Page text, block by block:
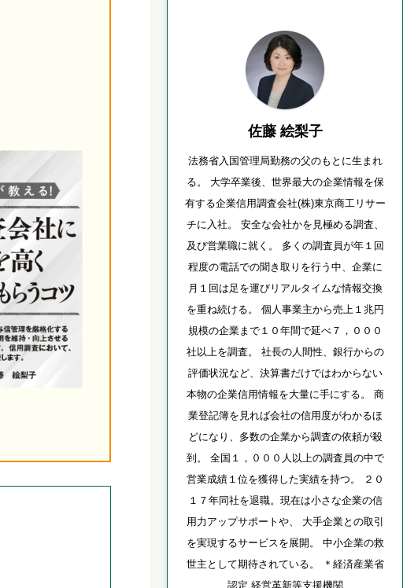
佐藤 絵梨子
法務省入国管理局勤務の父のもとに生まれ
る。 大学卒業後、世界最大の企業情報を保
有する企業信用調査会社(株)東京商工リサー
チに入社。 安全な会社かを見極める調査、
及び営業職に就く。 多くの調査員が年１回
程度の電話での聞き取りを行う中、企業に
月１回は足を運びリアルタイムな情報交換
を重ね続ける。 個人事業主から売上１兆円
規模の企業まで１０年間で延べ７，０００
社以上を調査。 社長の人間性、銀行からの
評価状況など、決算書だけではわからない
本物の企業信用情報を大量に手にする。 商
業登記簿を見れば会社の信用度がわかるほ
どになり、多数の企業から調査の依頼が殺
到。 全国１，０００人以上の調査員の中で
営業成績１位を獲得した実績を持つ。 ２０
１７年同社を退職。現在は小さな企業の信
用力アップサポートや、 大手企業との取引
を実現するサービスを展開。 中小企業の救
世主として期待されている。 ＊経済産業省
認定 経営革新等支援機関